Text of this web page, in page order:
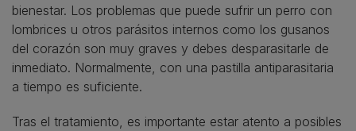
bienestar. Los problemas que puede sufrir un perro con
lombrices u otros parásitos internos como los gusanos
del corazón son muy graves y debes desparasitarle de
inmediato. Normalmente, con una pastilla antiparasitaria
a tiempo es suficiente.
Tras el tratamiento, es importante estar atento a posibles